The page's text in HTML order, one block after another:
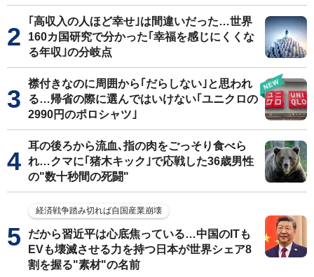
｢高収入の人ほど幸せ｣は間違いだった…世界
160カ国研究で分かった｢幸福を感じにくくな
る年収｣の分岐点
襟付きなのに周囲から｢だらしない｣と思われ
る…帰省の際に選んではいけない｢ユニクロの
2990円のポロシャツ｣
耳の後ろから流血､指の肉をごっそり食べら
れ…クマに｢猪木キック｣で応戦した36歳男性
の"数十秒間の死闘"
経済戦争踏み切れば自国産業崩壊
だから習近平は心底焦っている…中国のITも
EVも壊滅させる力を持つ日本が世界シェア8
割を握る"素材"の名前